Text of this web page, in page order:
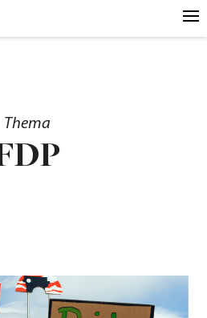
Thema